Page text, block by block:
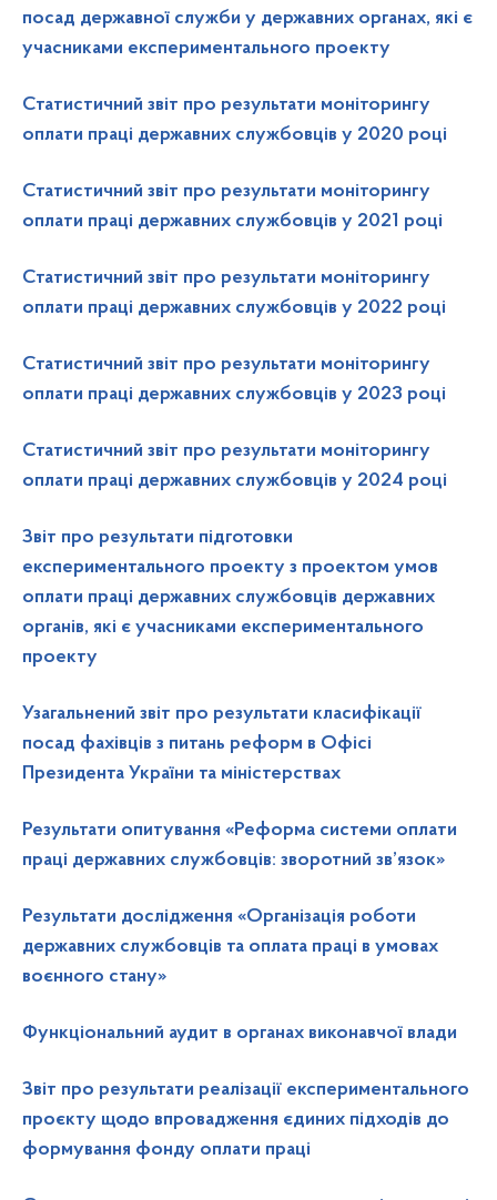
посад державної служби у державних органах, які є
учасниками експериментального проекту
Статистичний звіт про результати моніторингу
оплати праці державних службовців у 2020 році
Статистичний звіт про результати моніторингу
оплати праці державних службовців у 2021 році
Статистичний звіт про результати моніторингу
оплати праці державних службовців у 2022 році
Статистичний звіт про результати моніторингу
оплати праці державних службовців у 2023 році
Статистичний звіт про результати моніторингу
оплати праці державних службовців у 2024 році
Звіт про результати підготовки
експериментального проекту з проектом умов
оплати праці державних службовців державних
органів, які є учасниками експериментального
проекту
Узагальнений звіт про результати класифікації
посад фахівців з питань реформ в Офісі
Президента України та міністерствах
Результати опитування «Реформа системи оплати
праці державних службовців: зворотний зв’язок»
Результати дослідження «Організація роботи
державних службовців та оплата праці в умовах
воєнного стану»
Функціональний аудит в органах виконавчої влади
Звіт про результати реалізації експериментального
проєкту щодо впровадження єдиних підходів до
формування фонду оплати праці